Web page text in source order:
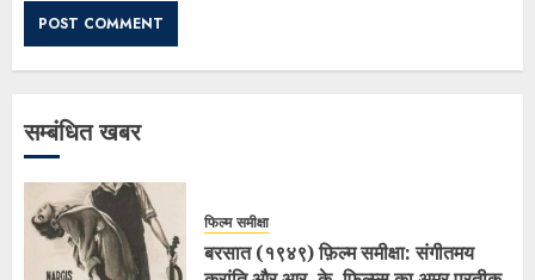
सम्बंधित खबर
फिल्म समीक्षा
बरसात (१९४९) फ़िल्म समीक्षा: संगीतमय